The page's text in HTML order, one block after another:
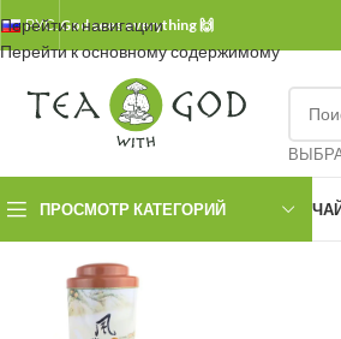
Перейти к навигации
Перейти к основному содержимому
РУС.God sees everything 🙌
ПРОСМОТР КАТЕГОРИЙ